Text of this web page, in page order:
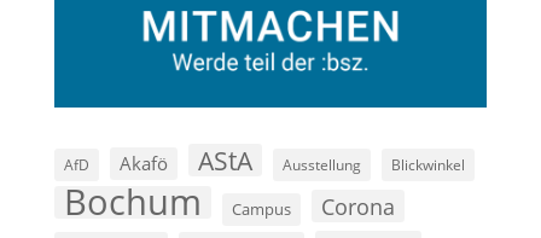
AfD Akafö AStA Ausstellung Blickwinkel
Bochum Campus Corona